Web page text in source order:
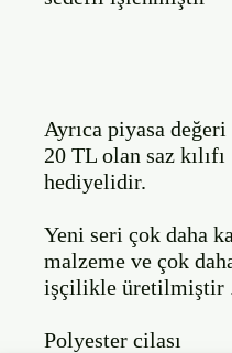
Ayrıca piyasa
20 TL olan saz kılıfı
hediyelidir.
Yeni seri çok daha
malzeme ve çok
işçilikle üretilmiştir
Polyester cilası